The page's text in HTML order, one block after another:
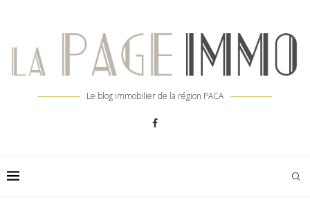
Le blog immobilier de la région PACA